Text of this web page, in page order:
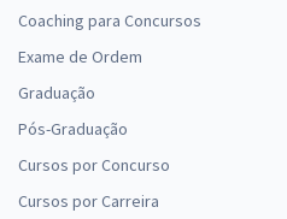
Coaching para Concursos
Exame de Ordem
Graduação
Pós-Graduação
Cursos por Concurso
Cursos por Carreira